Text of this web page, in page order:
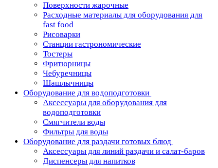
Поверхности жарочные
Расходные материалы для оборудования для
fast food
Рисоварки
Станции гастрономические
Тостеры
Фритюрницы
Чебуречницы
Шашлычницы
Оборудование для водоподготовки
Аксессуары для оборудования для
водоподготовки
Смягчители воды
Фильтры для воды
Оборудование для раздачи готовых блюд
Аксессуары для линий раздачи и салат-баров
Диспенсеры для напитков